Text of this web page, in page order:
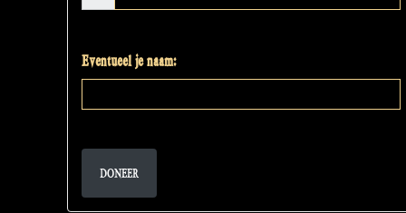
Eventueel je naam:
DONEER